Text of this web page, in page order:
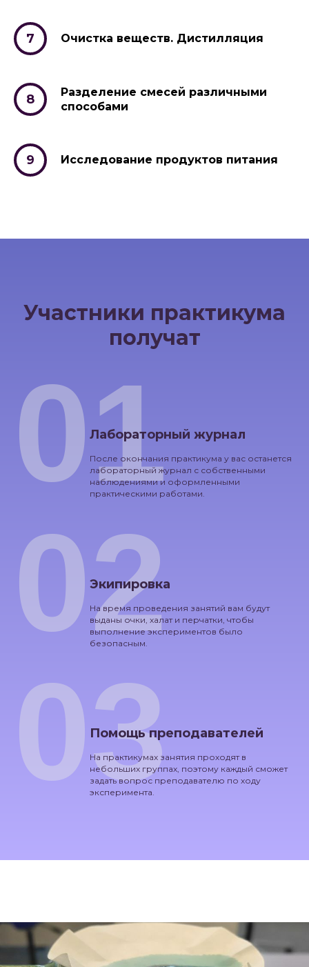
Очистка веществ. Дистилляция
Разделение смесей различными
способами
Исследование продуктов питания
Участники практикума
получат
Лабораторный журнал
После окончания практикума у вас останется
лабораторный журнал с собственными
наблюдениями и оформленными
практическими работами.
01
Экипировка
На время проведения занятий вам будут
выданы очки, халат и перчатки, чтобы
выполнение экспериментов было
безопасным.
02
Помощь преподавателей
На практикумах занятия проходят в
небольших группах, поэтому каждый сможет
задать вопрос преподавателю по ходу
эксперимента.
03